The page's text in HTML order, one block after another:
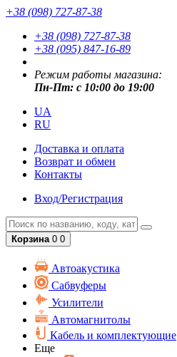
+38 (098) 727-87-38
+38 (098) 727-87-38
+38 (095) 847-16-89
Режим работы магазина:
Пн-Пт: с 10:00 до 19:00
UA
RU
Доставка и оплата
Возврат и обмен
Контакты
Вход/Регистрация
Корзина 0 0
Автоакустика
Сабвуферы
Усилители
Автомагнитолы
Кабель и комплектующие
Еще